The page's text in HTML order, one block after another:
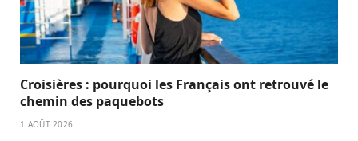
Croisières : pourquoi les Français ont retrouvé le
chemin des paquebots
1 AOÛT 2026